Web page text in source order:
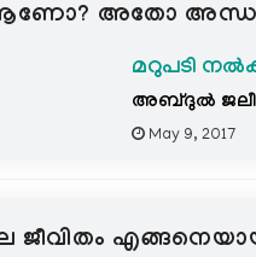
ആണോ? അതോ അന്ധ
മറുപടി
അബ്ദുല്‍
May 9, 2017